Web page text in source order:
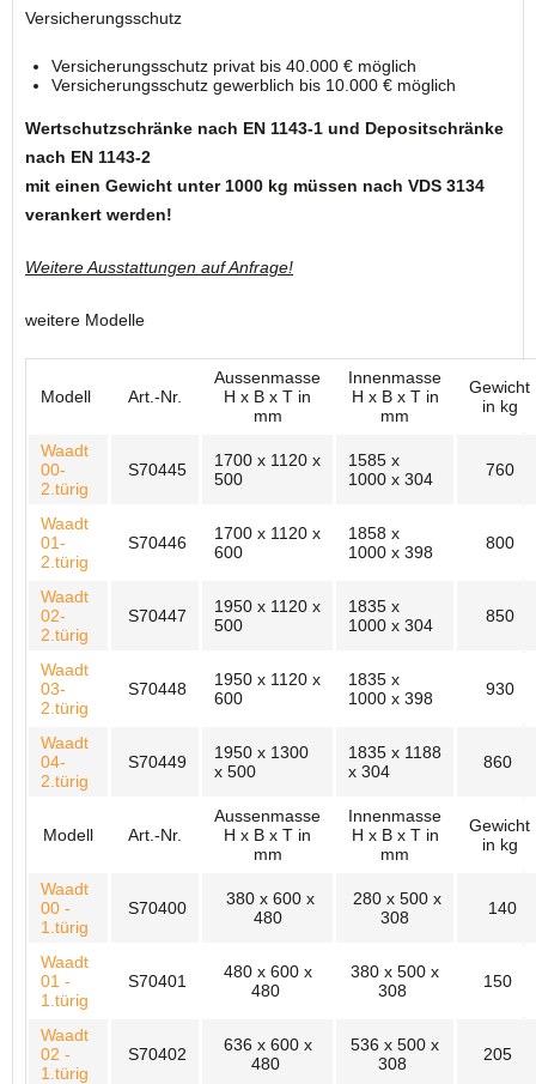
Versicherungsschutz
Versicherungsschutz privat bis 40.000 € möglich
Versicherungsschutz gewerblich bis 10.000 € möglich
Wertschutzschränke nach EN 1143-1 und Depositschränke
nach EN 1143-2
mit einen Gewicht unter 1000 kg müssen nach VDS 3134
verankert werden!
Weitere Ausstattungen auf Anfrage!
weitere Modelle
Modell Art.-Nr.
Aussenmasse
H x B x T in
mm
Innenmasse
H x B x T in
mm
Gewicht
in kg
Waadt
00-
2.türig
S70445
1700 x 1120 x
500
1585 x
1000 x 304
760
Waadt
01-
2.türig
S70446
1700 x 1120 x
600
1858 x
1000 x 398
800
Waadt
02-
2.türig
S70447
1950 x 1120 x
500
1835 x
1000 x 304
850
Waadt
03-
2.türig
S70448
1950 x 1120 x
600
1835 x
1000 x 398
930
Waadt
04-
2.türig
S70449
1950 x 1300
x 500
1835 x 1188
x 304
860
Modell Art.-Nr.
Aussenmasse
H x B x T in
mm
Innenmasse
H x B x T in
mm
Gewicht
in kg
Waadt
00 -
1.türig
S70400
380 x 600 x
480
280 x 500 x
308
140
Waadt
01 -
1.türig
S70401
480 x 600 x
480
380 x 500 x
308
150
Waadt
02 -
1.türig
S70402
636 x 600 x
480
536 x 500 x
308
205